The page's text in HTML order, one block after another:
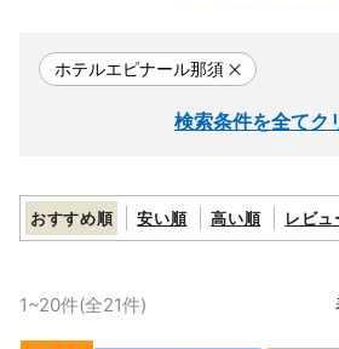
ホテルエピナール那須
検索条件を全てク
おすすめ順 安い順 高い順 レビ
1~20件(全21件)